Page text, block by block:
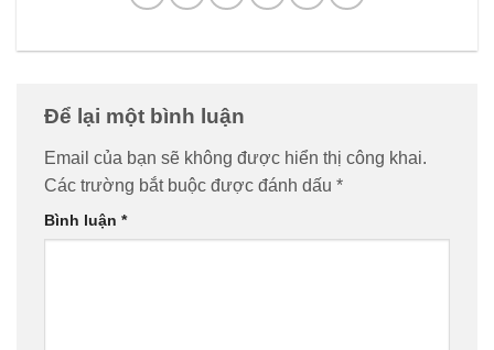
Để lại một bình luận
Email của bạn sẽ không được hiển thị công khai.
Các trường bắt buộc được đánh dấu *
Bình luận *